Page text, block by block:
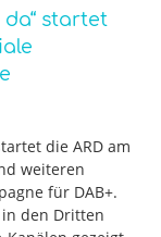
da“ startet
die ARD am
weiteren
für DAB+.
in den Dritten